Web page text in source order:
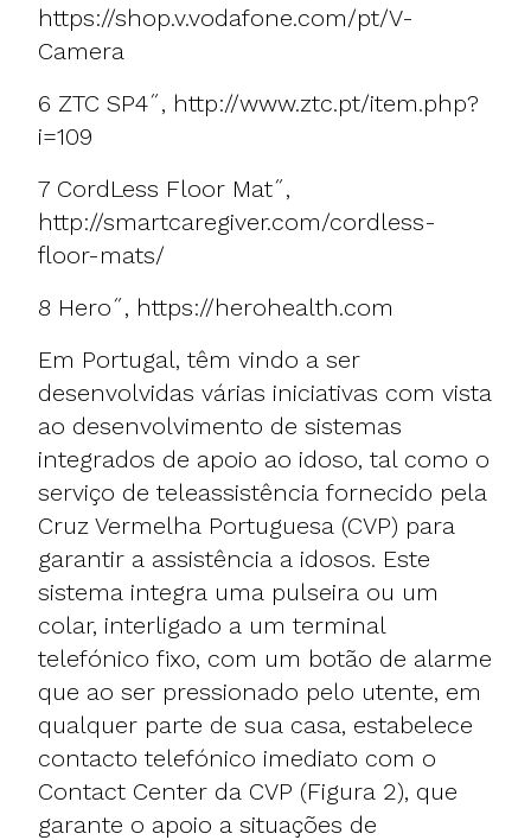
https://shop.v.vodafone.com/pt/V-
Camera
6 ZTC SP4˝, http://www.ztc.pt/item.php?
i=109
7 CordLess Floor Mat˝,
http://smartcaregiver.com/cordless-
floor-mats/
8 Hero˝, https://herohealth.com
Em Portugal, têm vindo a ser
desenvolvidas várias iniciativas com vista
ao desenvolvimento de sistemas
integrados de apoio ao idoso, tal como o
serviço de teleassistência fornecido pela
Cruz Vermelha Portuguesa (CVP) para
garantir a assistência a idosos. Este
sistema integra uma pulseira ou um
colar, interligado a um terminal
telefónico fixo, com um botão de alarme
que ao ser pressionado pelo utente, em
qualquer parte de sua casa, estabelece
contacto telefónico imediato com o
Contact Center da CVP (Figura 2), que
garante o apoio a situações de